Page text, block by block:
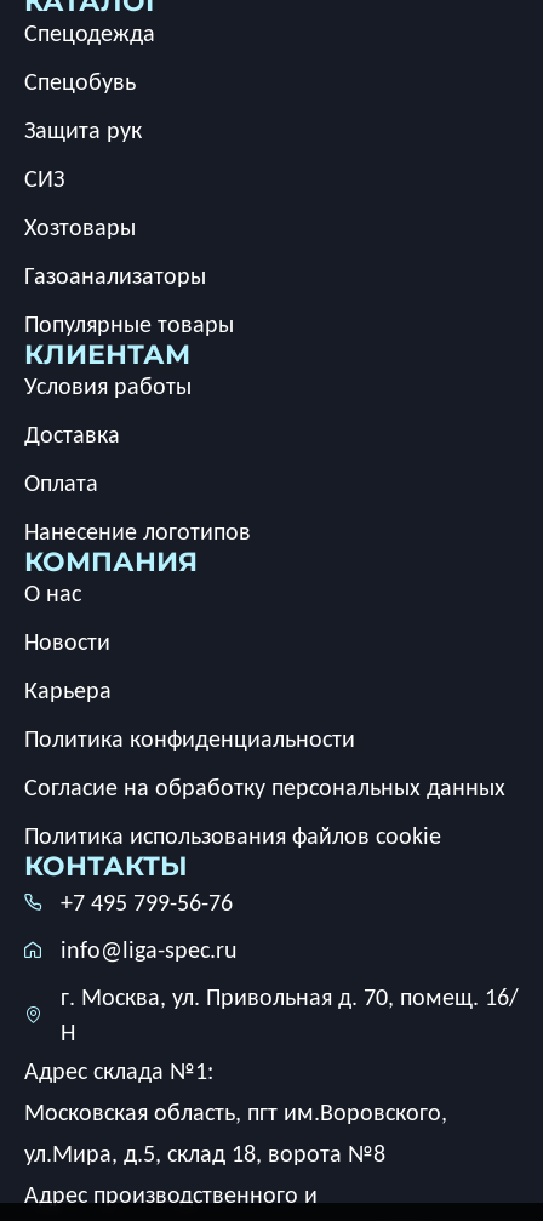
Спецодежда
Спецобувь
Защита рук
СИЗ
Хозтовары
Газоанализаторы
Популярные товары
КЛИЕНТАМ
Условия работы
Доставка
Оплата
Нанесение логотипов
КОМПАНИЯ
О нас
Новости
Карьера
Политика конфиденциальности
Согласие на обработку персональных данных
Политика использования файлов cookie
КОНТАКТЫ
+7 495 799-56-76
info@liga-spec.ru
г. Москва, ул. Привольная д. 70, помещ. 16/
Н
Адрес склада №1:
Московская область, пгт им.Воровского,
ул.Мира, д.5, склад 18, ворота №8
Адрес производственного и